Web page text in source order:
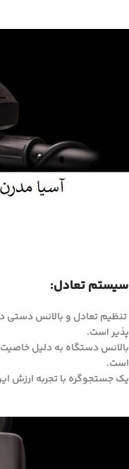
سیستم تعادل:
تنظیم تعادل و بالانس دستی
پذیر است.
بالانس دستگاه به دلیل
است.
یک جستجوگره با تجربه ارزش